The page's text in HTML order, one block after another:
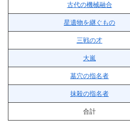
古代の機械融合
星遺物を継ぐもの
三戦の才
大嵐
墓穴の指名者
抹殺の指名者
合計